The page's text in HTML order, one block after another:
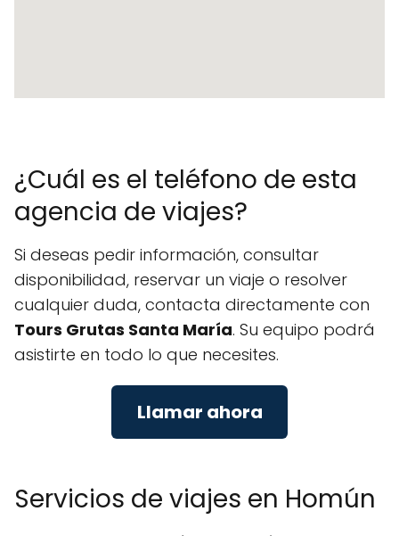
¿Cuál es el teléfono de esta
agencia de viajes?
Si deseas pedir información, consultar
disponibilidad, reservar un viaje o resolver
cualquier duda, contacta directamente con
Tours Grutas Santa María. Su equipo podrá
asistirte en todo lo que necesites.
Llamar ahora
Servicios de viajes en Homún